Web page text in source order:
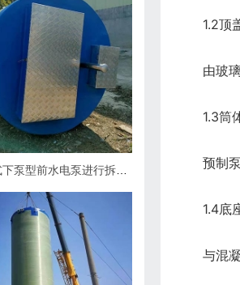
1.2顶
由玻璃
1.3筒
预制泵
1.4底
与混凝